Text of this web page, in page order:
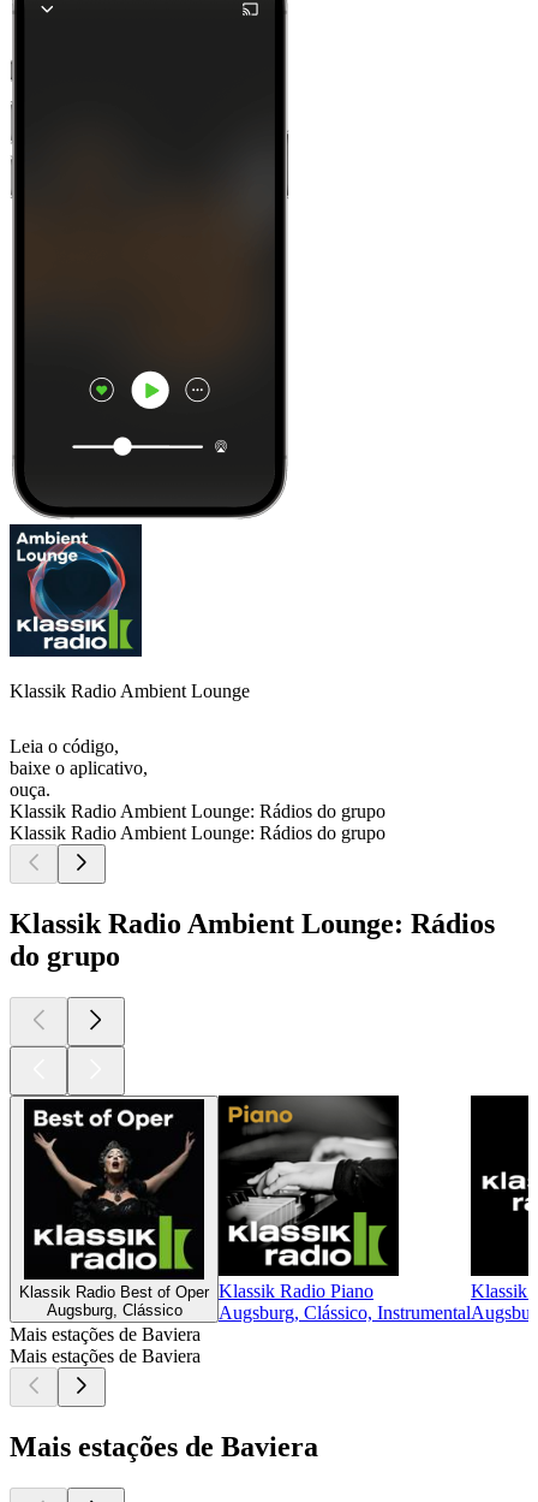
Klassik Radio Ambient Lounge
Leia o código,
baixe o aplicativo,
ouça.
Klassik Radio Ambient Lounge: Rádios do grupo
Klassik Radio Ambient Lounge: Rádios do grupo
Klassik Radio Ambient Lounge: Rádios
do grupo
Klassik Radio Best of Oper
Augsburg, Clássico
Klassik Radio Piano
Augsburg, Clássico, Instrumental
Klassik
Mais estações de Baviera
Mais estações de Baviera
Mais estações de Baviera